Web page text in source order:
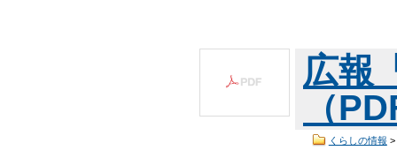
広報
（
くらしの情報 >